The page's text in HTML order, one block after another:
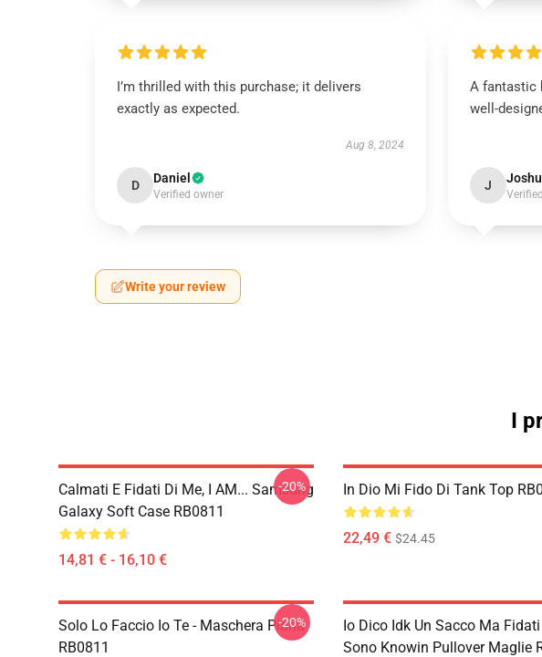
I’m thrilled with this purchase; it delivers
exactly as expected.
Aug 8, 2024
D Daniel
Verified owner
A fantastic
well-
J
Write your review
I
Calmati E Fidati Di Me, I AM... Samsung
Galaxy Soft Case RB0811
14,81 € - 16,10 €
-20% In Dio Mi Fido Di Tank Top
22,49 € $24.45
Solo Lo Faccio Io Te - Maschera Piana
RB0811
-20%
Io Dico Idk Un Sacco Ma
Sono Knowin Pullover Maglie